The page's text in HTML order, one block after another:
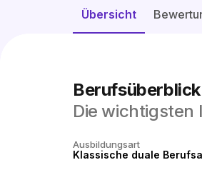
Übersicht
Die wichtigsten
Ausbildungsart
Klassische duale